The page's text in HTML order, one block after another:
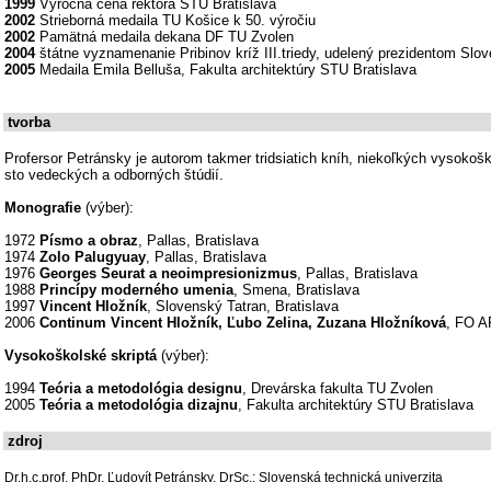
1999 Výročná cena rektora STU Bratislava
2002 Strieborná medaila TU Košice k 50. výročiu
2002 Pamätná medaila dekana DF TU Zvolen
2004štátne vyznamenanie Pribinov kríž III.triedy, udelený prezidentom
2005 Medaila Emila Belluša, Fakulta architektúry STU Bratislava
tvorba
Profersor Petránsky je autorom takmer tridsiatich kníh, niekoľkých
sto vedeckých a odborných štúdií.
Monografie (výber):
1972 Písmo a obraz, Pallas, Bratislava
1974 Zolo Palugyuay, Pallas, Bratislava
1976 Georges Seurat a neoimpresionizmus, Pallas, Bratislava
1988 Princípy moderného umenia, Smena, Bratislava
1997 Vincent Hložník, Slovenský Tatran, Bratislava
2006 Continum Vincent Hložník, Ľubo Zelina, Zuzana Hložníková, FO
Vysokoškolské skriptá(výber):
1994 Teória a metodológia designu, Drevárska fakulta TU Zvolen
2005 Teória a metodológia dizajnu, Fakulta architektúry STU Bratislava
zdroj
Dr.h.c.prof. PhDr. Ľudovít Petránsky, DrSc.; Slovenská technická univerzita